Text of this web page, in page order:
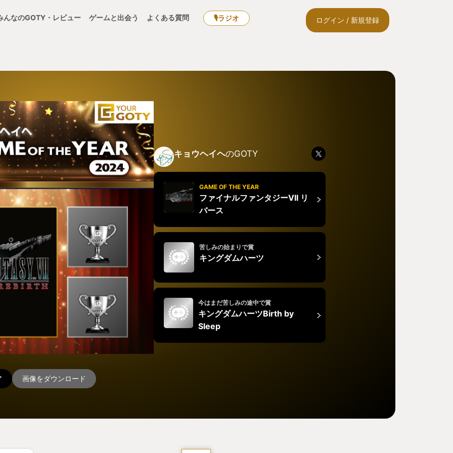
んなのGOTY・レビュー ゲームと出会う よくある質問 🎙ラジオ ログイン / 新規登録
画像をダウンロード
キョウヘイヘのGOTY
GAME OF THE YEAR
ファイナルファンタジーVII リ
バース
苦しみの始まりで賞
キングダムハーツ
今はまだ苦しみの途中で賞
キングダムハーツBirth by
Sleep